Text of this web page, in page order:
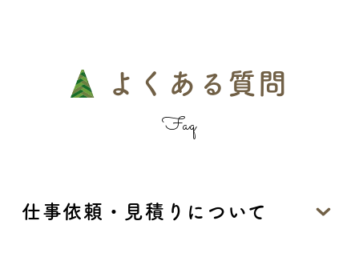
よくある質問
Faq
仕事依頼・見積りについて